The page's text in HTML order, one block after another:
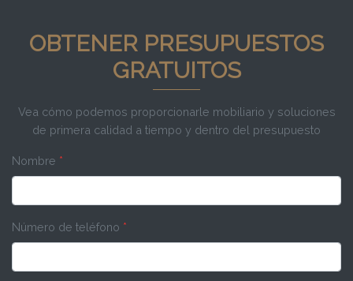
OBTENER PRESUPUESTOS
GRATUITOS
Vea cómo podemos proporcionarle mobiliario y soluciones
de primera calidad a tiempo y dentro del presupuesto
Nombre *
Número de teléfono *